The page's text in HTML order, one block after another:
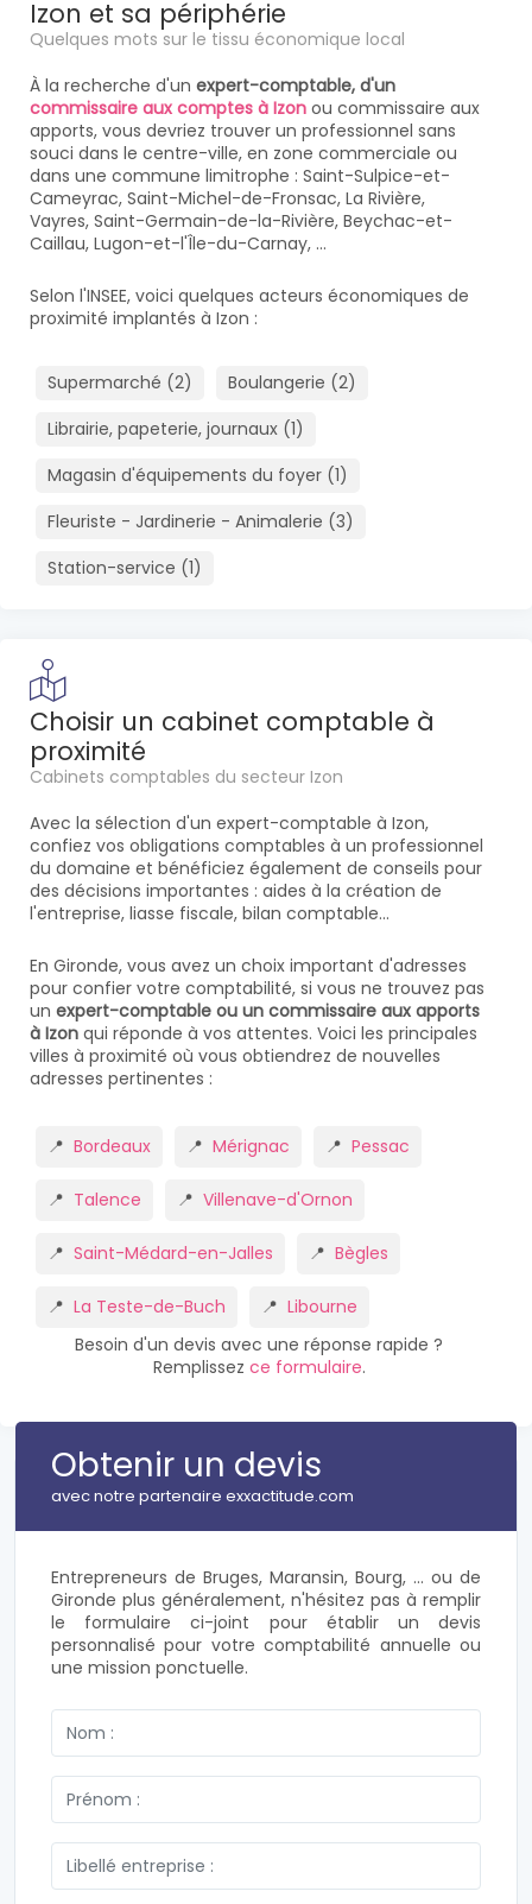
Izon et sa périphérie
Quelques mots sur le tissu économique local
À la recherche d'un expert-comptable, d'un
commissaire aux comptes à Izon ou commissaire aux
apports, vous devriez trouver un professionnel sans
souci dans le centre-ville, en zone commerciale ou
dans une commune limitrophe : Saint-Sulpice-et-
Cameyrac, Saint-Michel-de-Fronsac, La Rivière,
Vayres, Saint-Germain-de-la-Rivière, Beychac-et-
Caillau, Lugon-et-l'Île-du-Carnay, ...
Selon l'INSEE, voici quelques acteurs économiques de
proximité implantés à Izon :
Supermarché (2)
Boulangerie (2)
Librairie, papeterie, journaux (1)
Magasin d'équipements du foyer (1)
Fleuriste - Jardinerie - Animalerie (3)
Station-service (1)
Choisir un cabinet comptable à
proximité
Cabinets comptables du secteur Izon
Avec la sélection d'un expert-comptable à Izon,
confiez vos obligations comptables à un professionnel
du domaine et bénéficiez également de conseils pour
des décisions importantes : aides à la création de
l'entreprise, liasse fiscale, bilan comptable...
En Gironde, vous avez un choix important d'adresses
pour confier votre comptabilité, si vous ne trouvez pas
un expert-comptable ou un commissaire aux apports
à Izon qui réponde à vos attentes. Voici les principales
villes à proximité où vous obtiendrez de nouvelles
adresses pertinentes :
Bordeaux Mérignac Pessac
Talence Villenave-d'Ornon
Saint-Médard-en-Jalles Bègles
La Teste-de-Buch
Libourne
Besoin d'un devis avec une réponse rapide ?
Remplissez ce formulaire.
Obtenir un devis
avec notre partenaire exxactitude.com
Entrepreneurs de Bruges, Maransin, Bourg, ... ou de
Gironde plus généralement, n'hésitez pas à remplir
le formulaire ci-joint pour établir un devis
personnalisé pour votre comptabilité annuelle ou
une mission ponctuelle.